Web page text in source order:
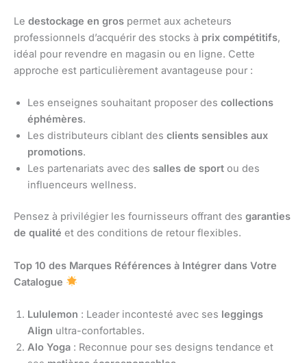
Le destockage en gros permet aux acheteurs
professionnels d’acquérir des stocks à prix compétitifs,
idéal pour revendre en magasin ou en ligne. Cette
approche est particulièrement avantageuse pour :
Les enseignes souhaitant proposer des collections
éphémères.
Les distributeurs ciblant des clients sensibles aux
promotions.
Les partenariats avec des salles de sport ou des
influenceurs wellness.
Pensez à privilégier les fournisseurs offrant des garanties
de qualité et des conditions de retour flexibles.
Top 10 des Marques Références à Intégrer dans Votre
Catalogue
Lululemon : Leader incontesté avec ses leggings
Align ultra-confortables.
Alo Yoga : Reconnue pour ses designs tendance et